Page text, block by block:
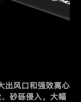
出风口和强效离心
砂砾侵入，大幅